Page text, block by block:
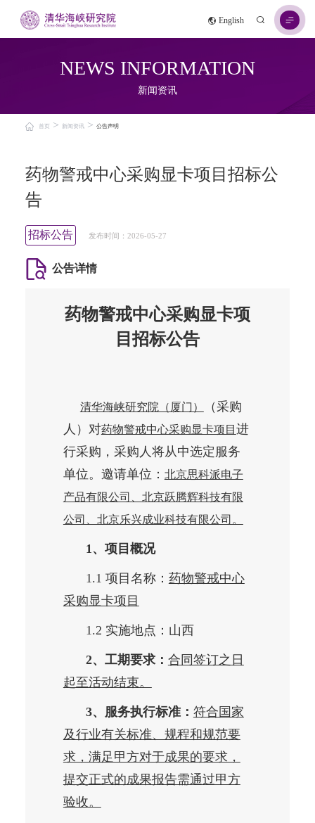
English
NEWS INFORMATION
新闻资讯
首页 > 新闻资讯> 公告声明
药物警戒中心采购显卡项目招标公
告
招标公告 发布时间：2026-05-27
公告详情
药物警戒中心采购显卡项
目招标公告
清华海峡研究院（厦门）
（采购
人）对药物警戒中心采购显卡项目 进
行采购，采购人将从中选定服务
单位。邀请单位： 北京思科派电子
产品有限公司、北京跃腾辉科技有限
公司、北京乐兴成业科技有限公司。
1、项目概况
1.1 项目名称： 药物警戒中心
采购显卡项目
1.2 实施地点：山西
2、工期要求： 合同签订之日
起至活动结束。
3、服务执行标准： 符合国家
及行业有关标准、规程和规范要
求，满足甲方对于成果的要求，
提交正式的成果报告需通过甲方
验收。